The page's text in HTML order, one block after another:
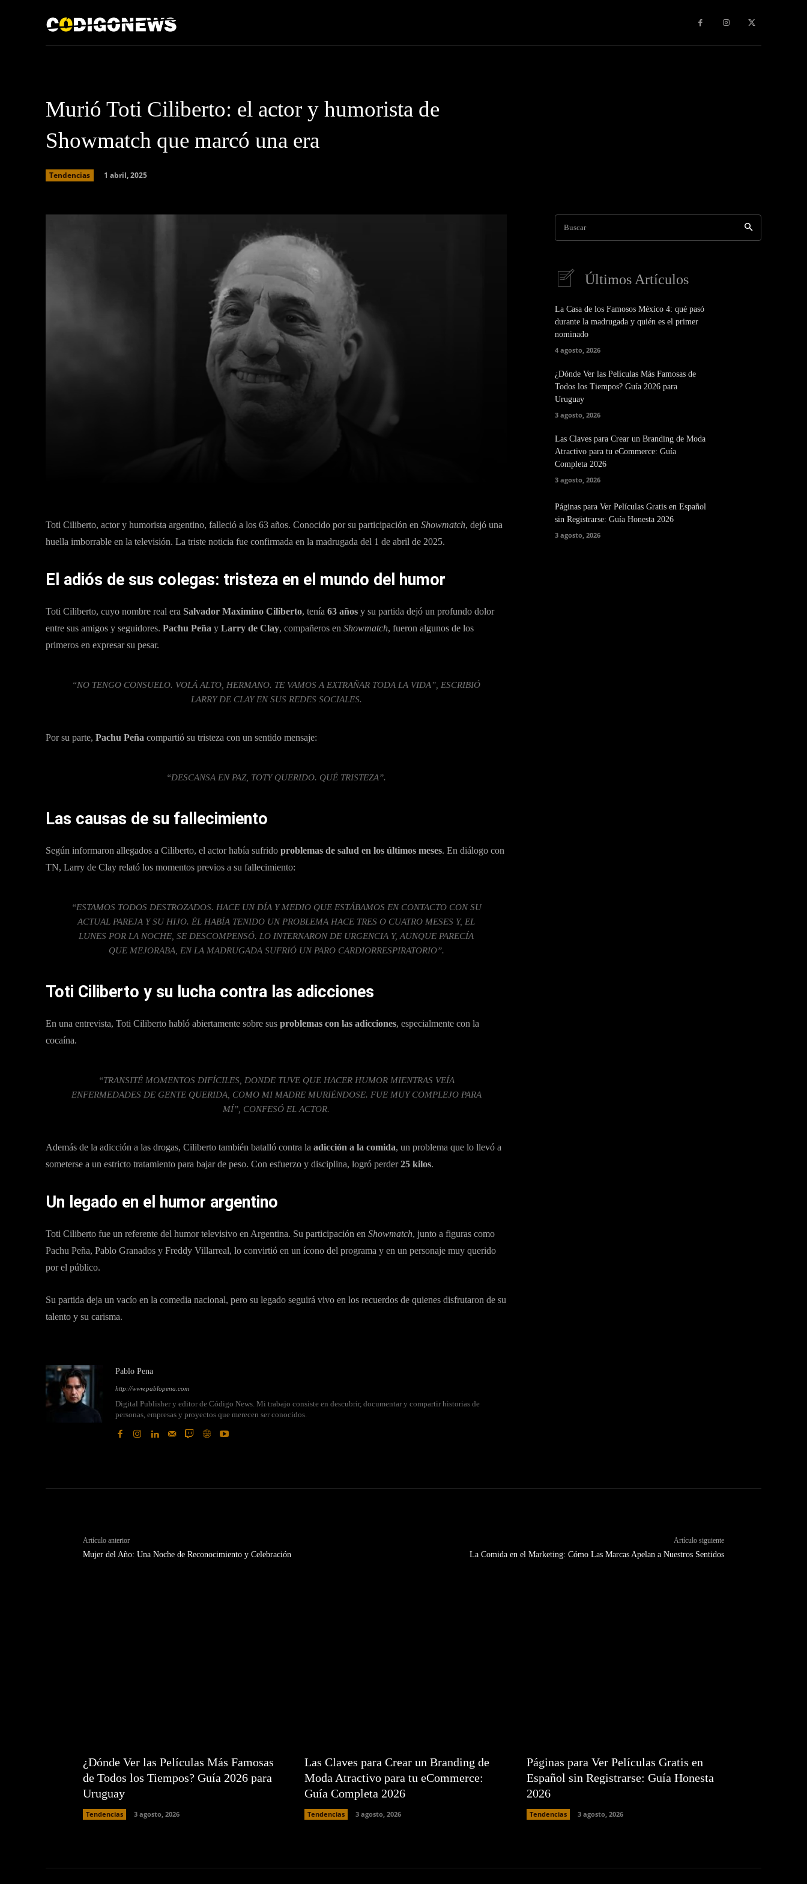
Publicidad More
Murió Toti Ciliberto: el actor y humorista de
Showmatch que marcó una era
Tendencias 1 abril, 2025
Toti Ciliberto, actor y humorista argentino, falleció a los 63 años. Conocido por su participación en Showmatch, dejó una
huella imborrable en la televisión. La triste noticia fue confirmada en la madrugada del 1 de abril de 2025.
El adiós de sus colegas: tristeza en el mundo del humor
Toti Ciliberto, cuyo nombre real era Salvador Maximino Ciliberto, tenía 63 años y su partida dejó un profundo dolor
entre sus amigos y seguidores. Pachu Peña y Larry de Clay, compañeros en Showmatch, fueron algunos de los
primeros en expresar su pesar.
“NO TENGO CONSUELO. VOLÁ ALTO, HERMANO. TE VAMOS A EXTRAÑAR TODA LA VIDA”, ESCRIBIÓ
LARRY DE CLAY EN SUS REDES SOCIALES.
Por su parte, Pachu Peña compartió su tristeza con un sentido mensaje:
“DESCANSA EN PAZ, TOTY QUERIDO. QUÉ TRISTEZA”.
Las causas de su fallecimiento
Según informaron allegados a Ciliberto, el actor había sufrido problemas de salud en los últimos meses. En diálogo con
TN, Larry de Clay relató los momentos previos a su fallecimiento:
“ESTAMOS TODOS DESTROZADOS. HACE UN DÍA Y MEDIO QUE ESTÁBAMOS EN CONTACTO CON SU
ACTUAL PAREJA Y SU HIJO. ÉL HABÍA TENIDO UN PROBLEMA HACE TRES O CUATRO MESES Y, EL
LUNES POR LA NOCHE, SE DESCOMPENSÓ. LO INTERNARON DE URGENCIA Y, AUNQUE PARECÍA
QUE MEJORABA, EN LA MADRUGADA SUFRIÓ UN PARO CARDIORRESPIRATORIO”.
Toti Ciliberto y su lucha contra las adicciones
En una entrevista, Toti Ciliberto habló abiertamente sobre sus problemas con las adicciones, especialmente con la
cocaína.
“TRANSITÉ MOMENTOS DIFÍCILES, DONDE TUVE QUE HACER HUMOR MIENTRAS VEÍA
ENFERMEDADES DE GENTE QUERIDA, COMO MI MADRE MURIÉNDOSE. FUE MUY COMPLEJO PARA
MÍ”, CONFESÓ EL ACTOR.
Además de la adicción a las drogas, Ciliberto también batalló contra la adicción a la comida, un problema que lo llevó a
someterse a un estricto tratamiento para bajar de peso. Con esfuerzo y disciplina, logró perder25 kilos.
Un legado en el humor argentino
Toti Ciliberto fue un referente del humor televisivo en Argentina. Su participación en Showmatch, junto a figuras como
Pachu Peña, Pablo Granados y Freddy Villarreal, lo convirtió en un ícono del programa y en un personaje muy querido
por el público.
Su partida deja un vacío en la comedia nacional, pero su legado seguirá vivo en los recuerdos de quienes disfrutaron de su
talento y su carisma.
Pablo Pena
http://www.pablopena.com
Digital Publisher y editor de Código News. Mi trabajo consiste en descubrir, documentar y compartir historias de
personas, empresas y proyectos que merecen ser conocidos.
Buscar
Últimos Artículos
La Casa de los Famosos México 4: qué pasó
durante la madrugada y quién es el primer
nominado
4 agosto, 2026
¿Dónde Ver las Películas Más Famosas de
Todos los Tiempos? Guía 2026 para
Uruguay
3 agosto, 2026
Las Claves para Crear un Branding de Moda
Atractivo para tu eCommerce: Guía
Completa 2026
3 agosto, 2026
Páginas para Ver Películas Gratis en Español
sin Registrarse: Guía Honesta 2026
3 agosto, 2026
Artículo anterior
Mujer del Año: Una Noche de Reconocimiento y Celebración
Artículo siguiente
La Comida en el Marketing: Cómo Las Marcas Apelan a Nuestros Sentidos
¿Dónde Ver las Películas Más Famosas
de Todos los Tiempos? Guía 2026 para
Uruguay
Tendencias 3 agosto, 2026
Las Claves para Crear un Branding de
Moda Atractivo para tu eCommerce:
Guía Completa 2026
Tendencias 3 agosto, 2026
Páginas para Ver Películas Gratis en
Español sin Registrarse: Guía Honesta
2026
Tendencias 3 agosto, 2026